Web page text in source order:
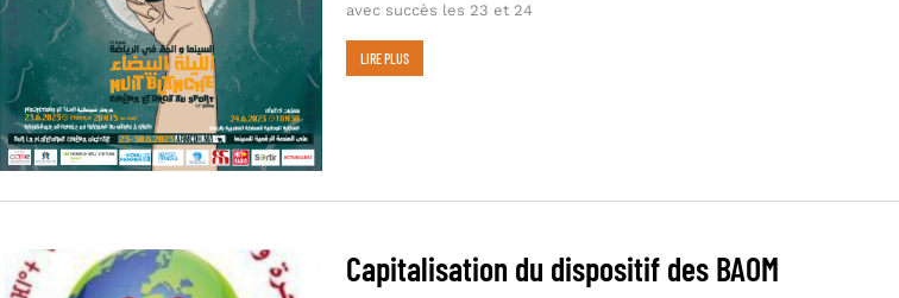
avec succès les 23 et 24
LIRE PLUS
Capitalisation du dispositif des BAOM